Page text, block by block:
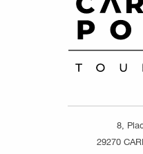
8,
29270